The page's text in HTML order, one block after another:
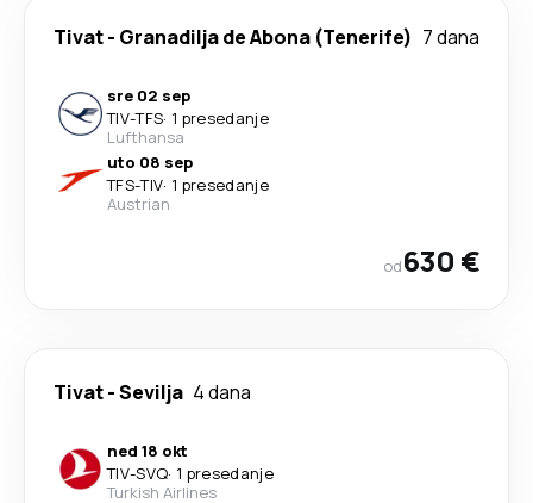
Tivat- Granadilja de Abona (Tenerife) 7 dana
sre 02 sep
TIV-TFS· 1 presedanje
Lufthansa
uto 08 sep
TFS-TIV· 1 presedanje
Austrian
od630 €
Tivat-Sevilja 4 dana
ned 18 okt
TIV-SVQ· 1 presedanje
Turkish Airlines